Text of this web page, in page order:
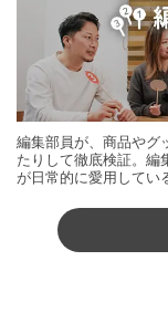
編集部員が、商品やグ
たりして徹底検証。編
が日常的に愛用してい